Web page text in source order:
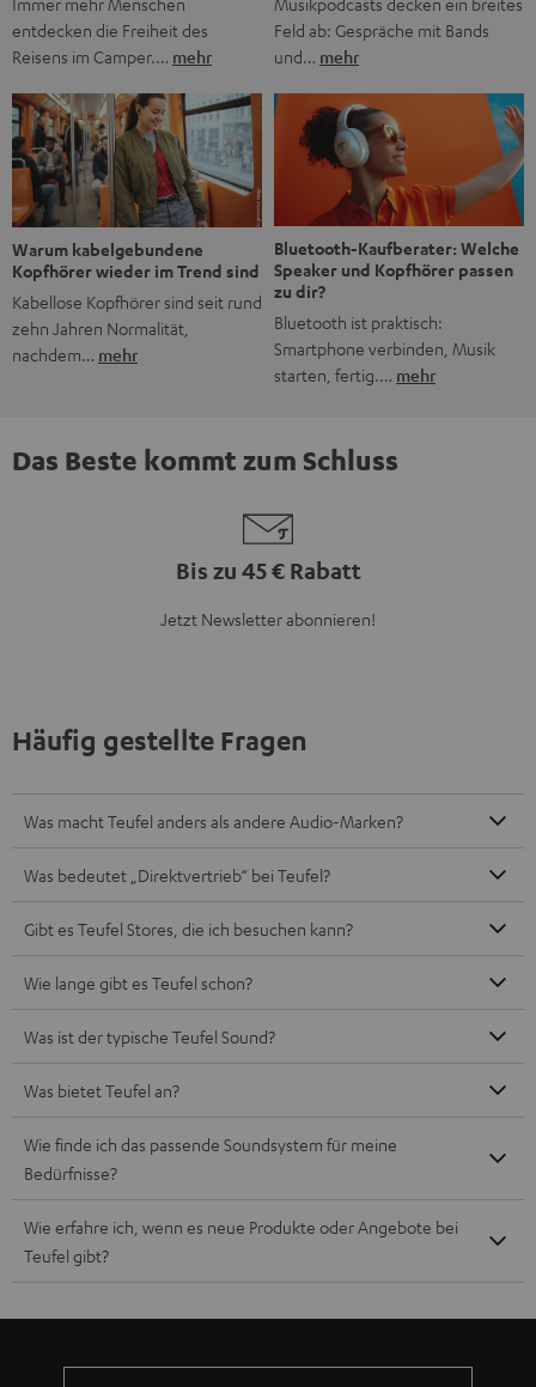
entdecken die Freiheit des
Reisens im Camper.… mehr
Feld ab: Gespräche mit Bands
und… mehr
Warum kabelgebundene
Kopfhörer wieder im Trend sind
Kabellose Kopfhörer sind seit rund
zehn Jahren Normalität,
nachdem… mehr
Bluetooth-Kaufberater: Welche
Speaker und Kopfhörer passen
zu dir?
Bluetooth ist praktisch:
Smartphone verbinden, Musik
starten, fertig.… mehr
Das Beste kommt zum Schluss
Bis zu 45 € Rabatt
Jetzt Newsletter abonnieren!
Häufig gestellte Fragen
Was macht Teufel anders als andere Audio-Marken?
Was bedeutet „Direktvertrieb“ bei Teufel?
Gibt es Teufel Stores, die ich besuchen kann?
Wie lange gibt es Teufel schon?
Was ist der typische Teufel Sound?
Was bietet Teufel an?
Wie finde ich das passende Soundsystem für meine
Bedürfnisse?
Wie erfahre ich, wenn es neue Produkte oder Angebote bei
Teufel gibt?